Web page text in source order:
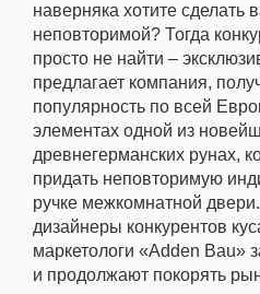
наверняка хотите сделать
неповторимой? Тогда
просто не найти –
предлагает компания,
популярность по всей
элементах одной из
древнегерманских рунах,
придать неповторимую
ручке межкомнатной
дизайнеры конкурентов
маркетологи «Adden Bau»
и продолжают покорять